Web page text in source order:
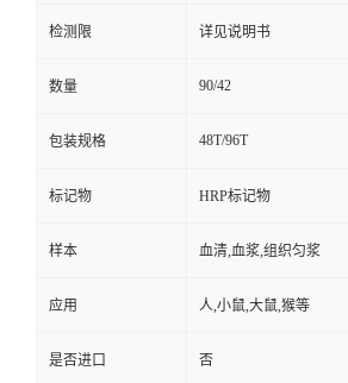
检测限 详见说明书
数量 90/42
包装规格 48T/96T
标记物 HRP标记物
样本 血清,血浆,组织匀浆
应用 人,小鼠,大鼠,猴等
是否进口 否